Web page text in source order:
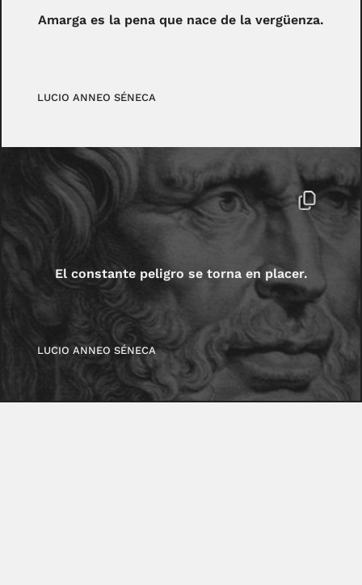
Amarga es la pena que nace de la vergüenza.
LUCIO ANNEO SÉNECA
El constante peligro se torna en placer.
LUCIO ANNEO SÉNECA